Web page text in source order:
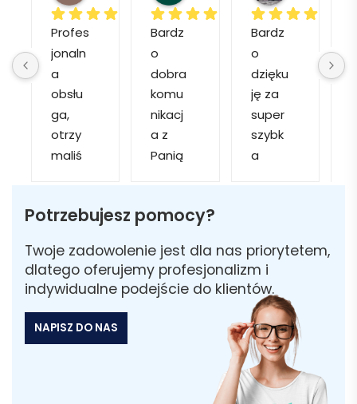
Profes
jonaln
a
obsłu
ga,
otrzy
maliś
wizuali
któryc
h
mogliś
Bardz
o
dobra
komu
nikacj
a z
Panią
Szybk
realiza
cja ✅
Szybk
Bardz
o
dzięku
ję za
super
szybk
a
Został
am
poinfo
rmow
ana
że
część
zamó
Potrzebujesz pomocy?
Twoje zadowolenie jest dla nas priorytetem,
dlatego oferujemy profesjonalizm i
indywidualne podejście do klientów.
NAPISZ DO NAS